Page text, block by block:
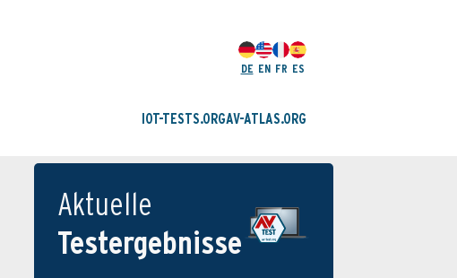
DE EN FR ES
IOT-TESTS.ORGAV-ATLAS.ORG
Aktuelle
Testergebnisse